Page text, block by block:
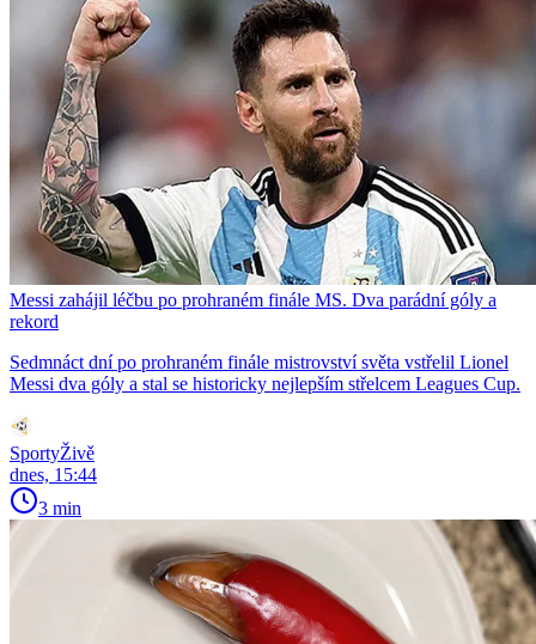
Messi zahájil léčbu po prohraném finále MS. Dva parádní góly a
rekord
Sedmnáct dní po prohraném finále mistrovství světa vstřelil Lionel
Messi dva góly a stal se historicky nejlepším střelcem Leagues Cup.
SportyŽivě
dnes, 15:44
3 min